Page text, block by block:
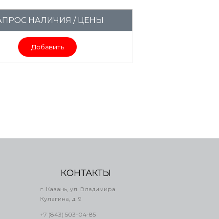
НАЛИЧИЯ / ЦЕНЫ
Добавить
КОНТАКТЫ
г. Казань, ул. Владимира
Кулагина, д. 9
+7 (843) 503-04-85